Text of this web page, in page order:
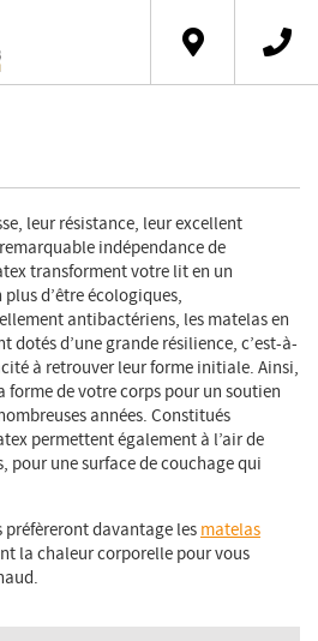
leur résistance, leur excellent
indépendance de
transforment votre lit en un
d’être écologiques,
antibactériens, les matelas en
dotés d’une grande résilience, c’est-à-
à retrouver leur forme initiale. Ainsi,
de votre corps pour un soutien
années. Constitués
permettent également à l’air de
pour une surface de couchage qui
préfèreront davantage les matelas
la chaleur corporelle pour vous